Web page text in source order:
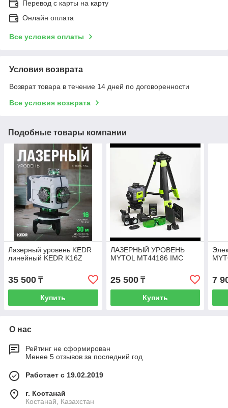
Перевод с карты на карту
Онлайн оплата
Все условия оплаты
Условия возврата
Возврат товара в течение 14 дней по договоренности
Все условия возврата
Подобные товары компании
Лазерный уровень KEDR
линейный KEDR K16Z
35 500 ₸
Купить
ЛАЗЕРНЫЙ УРОВЕНЬ
MYTOL MТ44186 IMC
25 500₸
Купить
7
О нас
Рейтинг не сформирован
Менее 5 отзывов за последний год
Работает с 19.02.2019
г. Костанай
Костанай, Казахстан